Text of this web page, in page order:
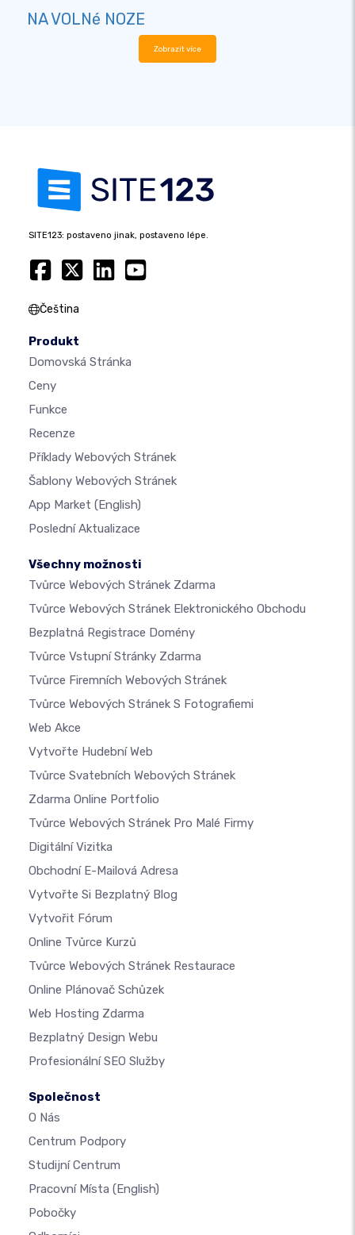
NA VOLNé NOZE
Zobrazit více
SITE123: postaveno jinak, postaveno lépe.
Čeština
Produkt
Domovská Stránka
Ceny
Funkce
Recenze
Příklady Webových Stránek
Šablony Webových Stránek
App Market (English)
Poslední Aktualizace
Všechny možnosti
Tvůrce Webových Stránek Zdarma
Tvůrce Webových Stránek Elektronického Obchodu
Bezplatná Registrace Domény
Tvůrce Vstupní Stránky Zdarma
Tvůrce Firemních Webových Stránek
Tvůrce Webových Stránek S Fotografiemi
Web Akce
Vytvořte Hudební Web
Tvůrce Svatebních Webových Stránek
Zdarma Online Portfolio
Tvůrce Webových Stránek Pro Malé Firmy
Digitální Vizitka
Obchodní E-Mailová Adresa
Vytvořte Si Bezplatný Blog
Vytvořit Fórum
Online Tvůrce Kurzů
Tvůrce Webových Stránek Restaurace
Online Plánovač Schůzek
Web Hosting Zdarma
Bezplatný Design Webu
Profesionální SEO Služby
Společnost
O Nás
Centrum Podpory
Studijní Centrum
Pracovní Místa (English)
Pobočky